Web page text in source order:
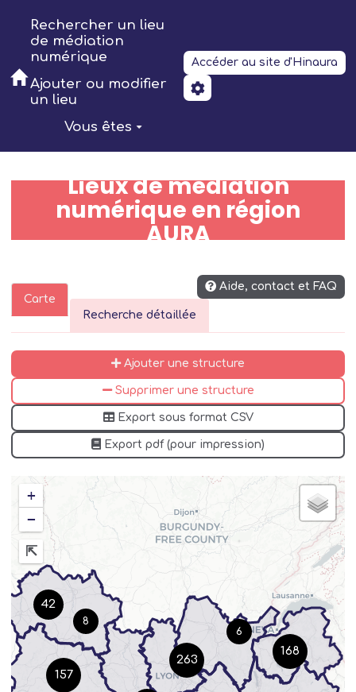
Aller au contenu principal
Rechercher un lieu
de médiation
numérique
Ajouter ou modifier
un lieu
Vous êtes
Accéder au site d'Hinaura
Lieux de médiation
numérique en région
AURA
Aide, contact et FAQ
Carte
Recherche détaillée
Ajouter une structure
Supprimer une structure
Export sous format CSV
Export pdf (pour impression)
8
42
157
6
168
263
+
−